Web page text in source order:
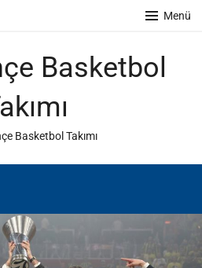
Menü
Basketbol
Basketbol Takımı